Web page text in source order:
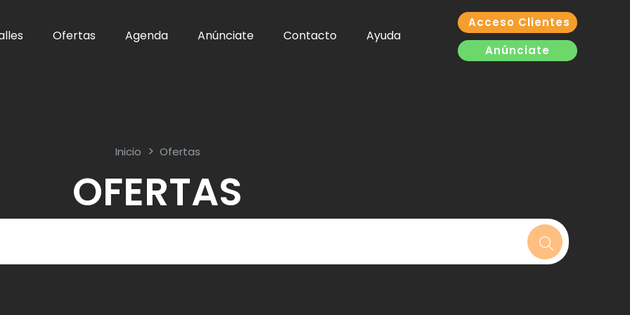
Ofertas Agenda Anúnciate Contacto Ayuda
Acceso Clientes
Anúnciate
Inicio Ofertas
OFERTAS